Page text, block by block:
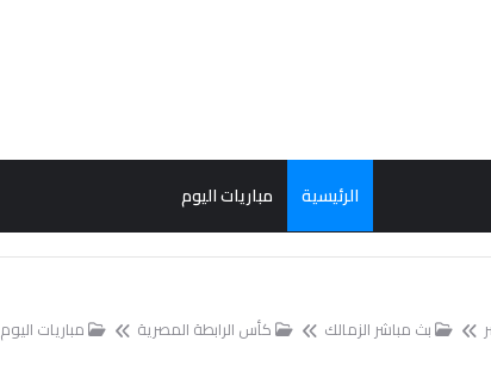
الرئيسية مباريات اليوم
بث مباشر الزمالك كأس الرابطة المصرية مباريات اليوم